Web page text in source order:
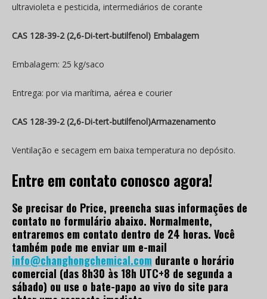
ultravioleta e pesticida, intermediários de corante
CAS 128-39-2 (2,6-Di-tert-butilfenol) Embalagem
Embalagem: 25 kg/saco
Entrega: por via marítima, aérea e courier
CAS 128-39-2 (2,6-Di-tert-butilfenol)Armazenamento
Ventilação e secagem em baixa temperatura no depósito.
Entre em contato conosco agora!
Se precisar do Price, preencha suas informações de
contato no formulário abaixo. Normalmente,
entraremos em contato dentro de 24 horas. Você
também pode me enviar um e-mail
info@changhongchemical.com durante o horário
comercial (das 8h30 às 18h UTC+8 de segunda a
sábado) ou use o bate-papo ao vivo do site para